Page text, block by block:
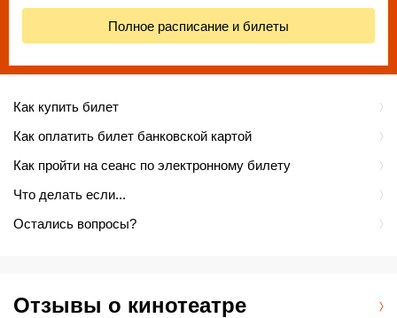
Как купить билет
Как оплатить билет банковской картой
Как пройти на сеанс по электронному билету
Что делать если...
Остались вопросы?
Полное расписание и билеты
Отзывы о кинотеатре